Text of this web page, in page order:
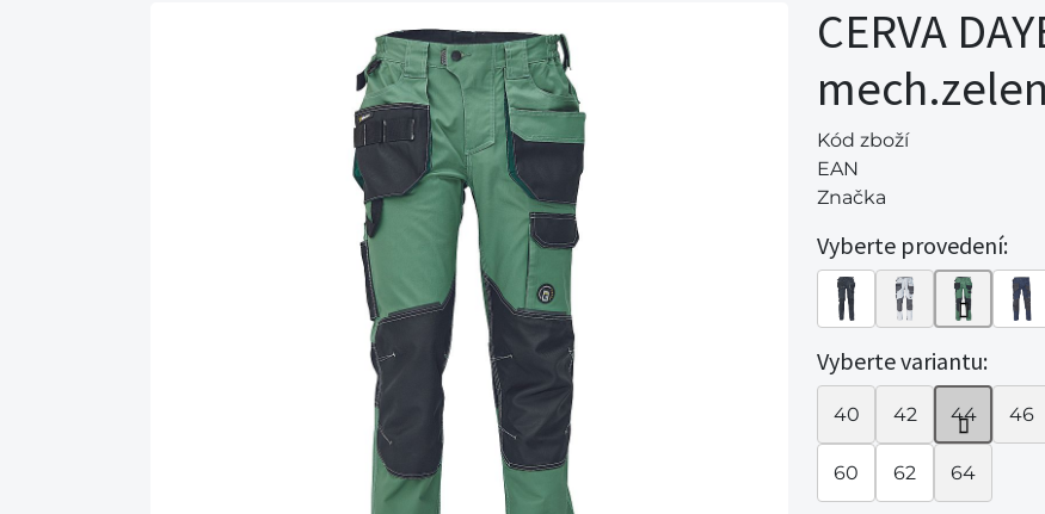
CERVA
Kód zboží
EAN
Značka
Vyberte provedení:
Vyberte variantu:
40 42 44 46
60 62 64